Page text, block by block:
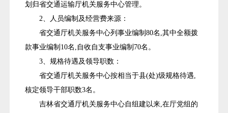
划归省交通运输厅机关服务中心管理。
2、人员编制及经营费来源：
省交通厅机关服务中心列事业编制80名,其中全额拨
款事业编制10名,自收自支事业编制70名。
3、规格待遇及领导职数：
省交通厅机关服务中心按相当于县(处)级规格待遇,
核定领导干部职数3名。
吉林省交通厅机关服务中心自组建以来,在厅党组的